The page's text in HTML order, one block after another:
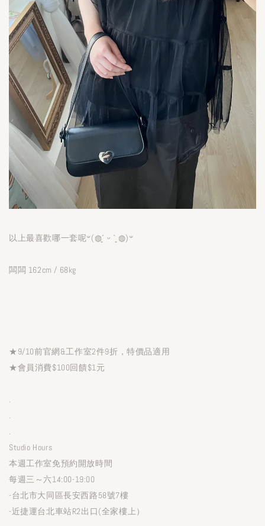
以上最喜歡哪一套呢𐤔(◍´͈ ᵕ `͈ ◍)𐤔
闆闆 162cm / 68kg
★9/10前官網&工作室2件9折，特價品適用
★會員消費$100回饋$1元
.
.
.
Studio Hours
本週工作室免預約開放時間
每週三～六14:00-19:00
-台北市大同區長安西路58號7樓
-近捷運台北車站R2出口(全家樓上）